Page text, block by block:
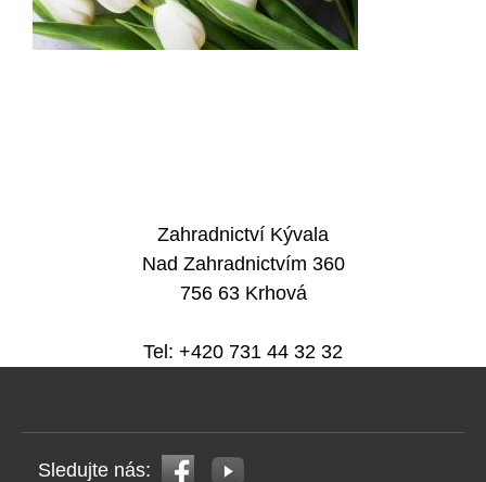
Zahradnictví Kývala
Nad Zahradnictvím 360
756 63 Krhová
Tel: +420 731 44 32 32
Sledujte nás: